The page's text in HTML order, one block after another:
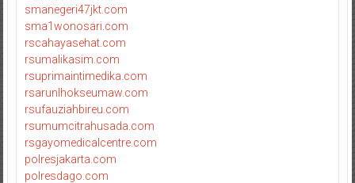
smanegeri47jkt.com
sma1wonosari.com
rscahayasehat.com
rsumalikasim.com
rsuprimaintimedika.com
rsarunlhokseumaw.com
rsufauziahbireu.com
rsumumcitrahusada.com
rsgayomedicalcentre.com
polresjakarta.com
polresdago.com